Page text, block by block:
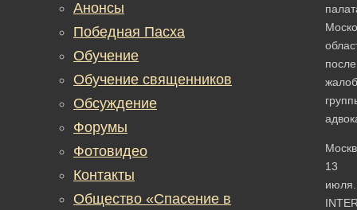
после
13
июля.
Анонсы
Победная Пасха
Обучение
Обучение священников
Обсуждение
Форумы
Фотовидео
Контакты
Общество «Спасение в